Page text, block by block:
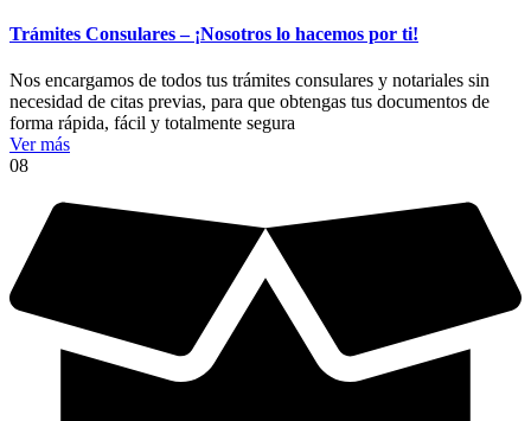
Trámites Consulares – ¡Nosotros lo hacemos por ti!
Nos encargamos de todos tus trámites consulares y notariales sin
necesidad de citas previas, para que obtengas tus documentos de
forma rápida, fácil y totalmente segura
Ver más
08